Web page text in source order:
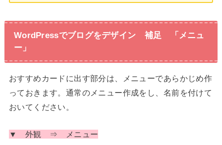
WordPressでブログをデザイン 補足 「メニュ
ー」
おすすめカードに出す部分は、メニューであらかじめ作
っておきます。通常のメニュー作成をし、名前を付けて
おいてください。
▼ 外観 ⇒ メニュー